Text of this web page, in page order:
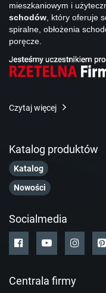
mieszkaniowym i
schodów, który oferuje
spiralne, obłożenia
poręcze.
Czytaj więcej
Katalog produktów
Katalog
Nowości
Socialmedia
Centrala firmy